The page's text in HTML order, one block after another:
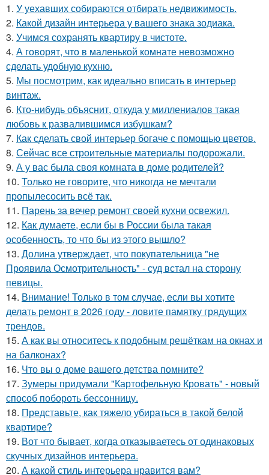
1. У уехавших собираются отбирать недвижимость.
2. Какой дизайн интерьера у вашего знака зодиака.
3. Учимся сохранять квартиру в чистоте.
4. А говорят, что в маленькой комнате невозможно
сделать удобную кухню.
5. Мы посмотрим, как идеально вписать в интерьер
винтаж.
6. Кто-нибудь объяснит, откуда у миллениалов такая
любовь к развалившимся избушкам?
7. Как сделать свой интерьер богаче с помощью цветов.
8. Сейчас все строительные материалы подорожали.
9. А у вас была своя комната в доме родителей?
10. Только не говорите, что никогда не мечтали
пропылесосить всё так.
11. Парень за вечер ремонт своей кухни освежил.
12. Как думаете, если бы в России была такая
особенность, то что бы из этого вышло?
13. Долина утверждает, что покупательница "не
Проявила Осмотрительность" - суд встал на сторону
певицы.
14. Внимание! Только в том случае, если вы хотите
делать ремонт в 2026 году - ловите памятку грядущих
трендов.
15. А как вы относитесь к подобным решёткам на окнах и
на балконах?
16. Что вы о доме вашего детства помните?
17. Зумеры придумали "Картофельную Кровать" - новый
способ побороть бессонницу.
18. Представьте, как тяжело убираться в такой белой
квартире?
19. Вот что бывает, когда отказываетесь от одинаковых
скучных дизайнов интерьера.
20. А какой стиль интерьера нравится вам?